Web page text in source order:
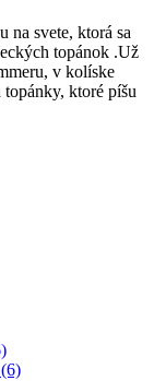
na svete, ktorá sa
topánok .Už
v kolíske
ktoré píšu